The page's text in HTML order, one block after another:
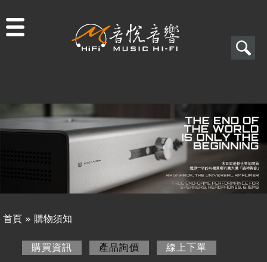
搜
表
單
搜
尋
商品一覽
二手專區
視聽專欄
購物須知
購買資訊
您
首頁 » 購物須知
購買資訊 產品詢價 (作用中頁籤)
線上下單